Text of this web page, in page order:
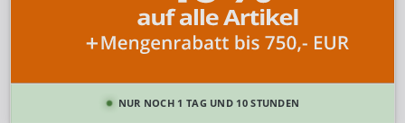
NUR NOCH 1 TAG UND 10 STUNDEN